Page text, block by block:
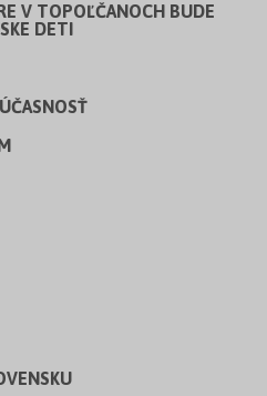
V TOPOĽČANOCH BUDE
DETI